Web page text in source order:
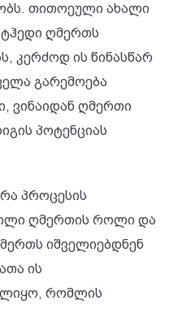
თითოეული ახალი
ღმერთს
კერძოდ ის წინასწარ
გარემოება
ვინაიდან ღმერთი
პოტენციას
პროცესის
ღმერთის როლი და
იშველიებდნენ
ის
რომლის